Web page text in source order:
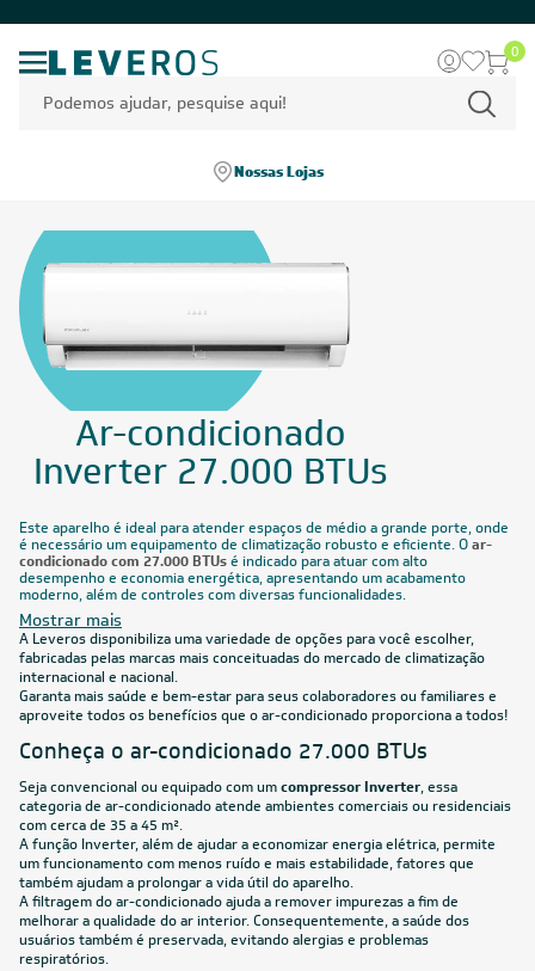
0
Nossas Lojas
Ar-condicionado
Inverter 27.000 BTUs
Este aparelho é ideal para atender espaços de médio a grande porte, onde
é necessário um equipamento de climatização robusto e eficiente. Oar-
condicionado com 27.000 BTUsé indicado para atuar com alto
desempenho e economia energética, apresentando um acabamento
moderno, além de controles com diversas funcionalidades.
Mostrar mais
A Leveros disponibiliza uma variedade de opções para você escolher,
fabricadas pelas marcas mais conceituadas do mercado de climatização
internacional e nacional.
Garanta mais saúde e bem-estar para seus colaboradores ou familiares e
aproveite todos os benefícios que o ar-condicionado proporciona a todos!
Conheça o ar-condicionado 27.000 BTUs
Seja convencional ou equipado com umcompressor Inverter, essa
categoria de ar-condicionado atende ambientes comerciais ou residenciais
com cerca de 35 a 45 m².
A função Inverter, além de ajudar a economizar energia elétrica, permite
um funcionamento com menos ruído e mais estabilidade, fatores que
também ajudam a prolongar a vida útil do aparelho.
A filtragem do ar-condicionado ajuda a remover impurezas a fim de
melhorar a qualidade do ar interior. Consequentemente, a saúde dos
usuários também é preservada, evitando alergias e problemas
respiratórios.